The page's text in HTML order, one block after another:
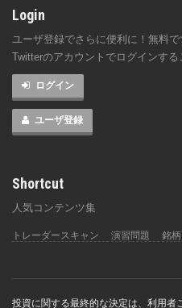
Login
ユーザ登録でさらに便利に！無料
Twitterのアカウントでログインする
ログイン
ユーザ登録
Shortcut
人気コンテンツ集
トレーダースキャン 演習問題 銘
投資に関する最終的な決定は、利用者